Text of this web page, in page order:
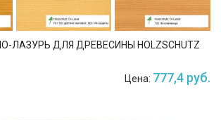
ЛАЗУРЬ ДЛЯ ДРЕВЕСИНЫ HOLZSCHUTZ
Цена: 777,4 руб.